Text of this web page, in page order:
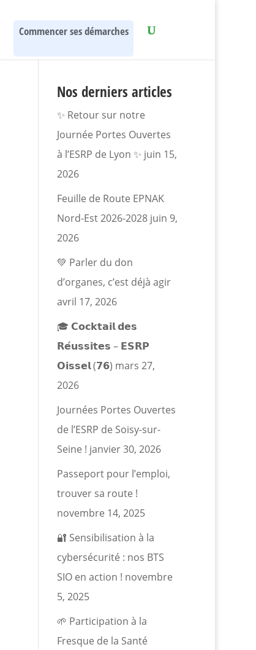
Commencer ses démarches
Nos derniers articles
✨ Retour sur notre
Journée Portes Ouvertes
à l’ESRP de Lyon ✨ juin 15,
2026
Feuille de Route EPNAK
Nord-Est 2026-2028 juin 9,
2026
💚 Parler du don
d’organes, c’est déjà agir
avril 17, 2026
🎓 𝗖𝗼𝗰𝗸𝘁𝗮𝗶𝗹 𝗱𝗲𝘀
𝗥𝗲́𝘂𝘀𝘀𝗶𝘁𝗲𝘀 – 𝗘𝗦𝗥𝗣
𝗢𝗶𝘀𝘀𝗲𝗹 (𝟳𝟲) mars 27,
2026
Journées Portes Ouvertes
de l’ESRP de Soisy-sur-
Seine ! janvier 30, 2026
Passeport pour l’emploi,
trouver sa route !
novembre 14, 2025
🔐 Sensibilisation à la
cybersécurité : nos BTS
SIO en action ! novembre
5, 2025
🌱 Participation à la
Fresque de la Santé